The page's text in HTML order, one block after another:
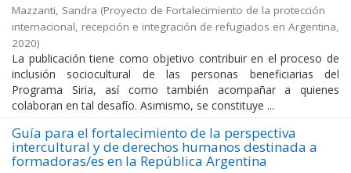
Mazzanti, Sandra (Proyecto de Fortalecimiento de la protección
internacional, recepción e integración de refugiados en Argentina,
2020)
La publicación tiene como objetivo contribuir en el proceso de
inclusión sociocultural de las personas beneficiarias del
Programa Siria, así como también acompañar a quienes
colaboran en tal desafío. Asimismo, se constituye ...
Guía para el fortalecimiento de la perspectiva
intercultural y de derechos humanos destinada a
formadoras/es en la República Argentina